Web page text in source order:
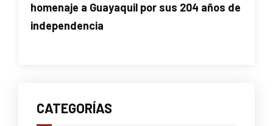
homenaje a Guayaquil por sus 204 años de
independencia
CATEGORÍAS